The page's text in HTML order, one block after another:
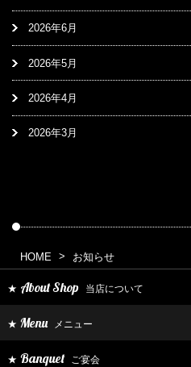
2026年6月
2026年5月
2026年4月
2026年3月
HOME お知らせ
★ About Shop 当店について
★ Menu メニュー
★ Banquet ご宴会